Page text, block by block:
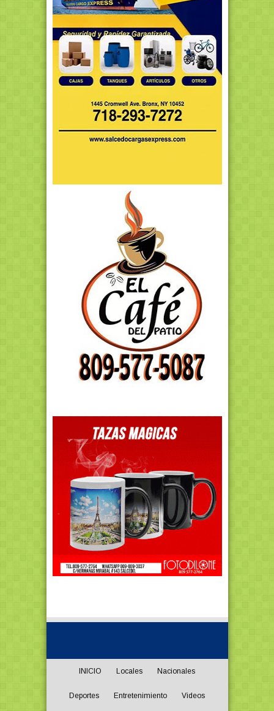
INICIO Locales Nacionales
Deportes Entretenimiento Videos